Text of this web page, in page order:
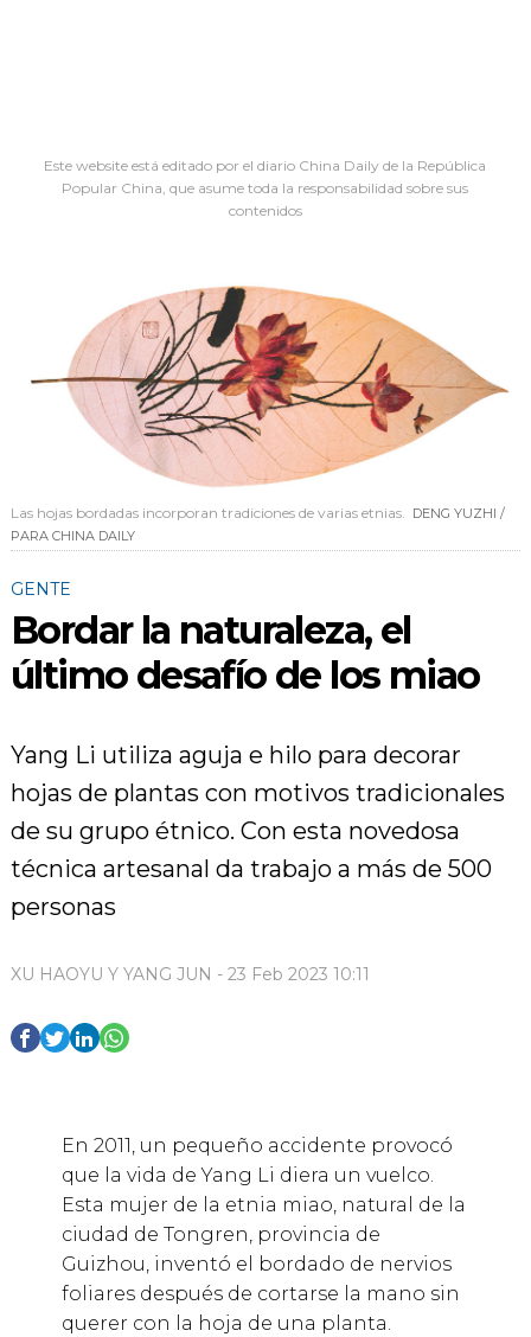
Este website está editado por el diario China Daily de la República
Popular China, que asume toda la responsabilidad sobre sus
contenidos
Las hojas bordadas incorporan tradiciones de varias etnias. DENG YUZHI /
PARA CHINA DAILY
GENTE
Bordar la naturaleza, el
último desafío de los miao
Yang Li utiliza aguja e hilo para decorar
hojas de plantas con motivos tradicionales
de su grupo étnico. Con esta novedosa
técnica artesanal da trabajo a más de 500
personas
XU HAOYU Y YANG JUN - 23 Feb 2023 10:11
En 2011, un pequeño accidente provocó
que la vida de Yang Li diera un vuelco.
Esta mujer de la etnia miao, natural de la
ciudad de Tongren, provincia de
Guizhou, inventó el bordado de nervios
foliares después de cortarse la mano sin
querer con la hoja de una planta.